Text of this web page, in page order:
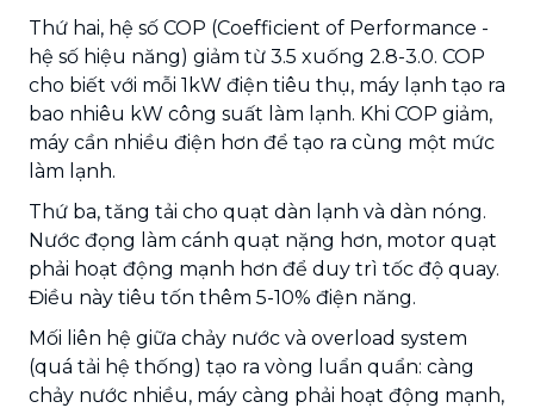
Thứ hai, hệ số COP (Coefficient of Performance -
hệ số hiệu năng) giảm từ 3.5 xuống 2.8-3.0. COP
cho biết với mỗi 1kW điện tiêu thụ, máy lạnh tạo ra
bao nhiêu kW công suất làm lạnh. Khi COP giảm,
máy cần nhiều điện hơn để tạo ra cùng một mức
làm lạnh.
Thứ ba, tăng tải cho quạt dàn lạnh và dàn nóng.
Nước đọng làm cánh quạt nặng hơn, motor quạt
phải hoạt động mạnh hơn để duy trì tốc độ quay.
Điều này tiêu tốn thêm 5-10% điện năng.
Mối liên hệ giữa chảy nước và overload system
(quá tải hệ thống) tạo ra vòng luẩn quẩn: càng
chảy nước nhiều, máy càng phải hoạt động mạnh,